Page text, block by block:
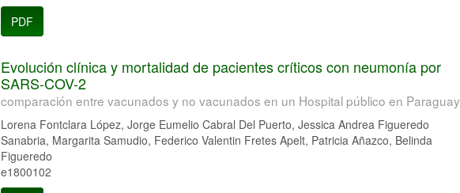
PDF
Evolución clínica y mortalidad de pacientes críticos con neumonía por
SARS-COV-2
comparación entre vacunados y no vacunados en un Hospital público en Paraguay
Lorena Fontclara López, Jorge Eumelio Cabral Del Puerto, Jessica Andrea Figueredo
Sanabria, Margarita Samudio, Federico Valentin Fretes Apelt, Patricia Añazco, Belinda
Figueredo
e1800102